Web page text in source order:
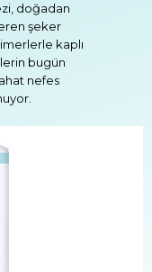
doğadan
şeker
kaplı
bugün
nefes